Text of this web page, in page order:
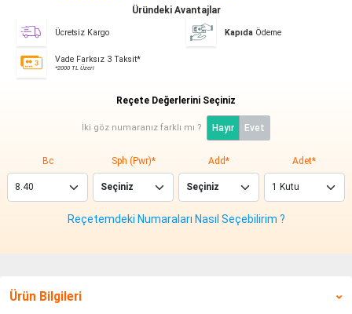
Üründeki Avantajlar
Ücretsiz Kargo Kapıda Ödeme
Vade Farksız 3 Taksit*
*2000 TL Üzeri
Reçete Değerlerini Seçiniz
İki göz numaranız farklı mı ? Hayır Evet
Bc Sph (Pwr)* Add* Adet*
Reçetemdeki Numaraları Nasıl Seçebilirim ?
Ürün Bilgileri